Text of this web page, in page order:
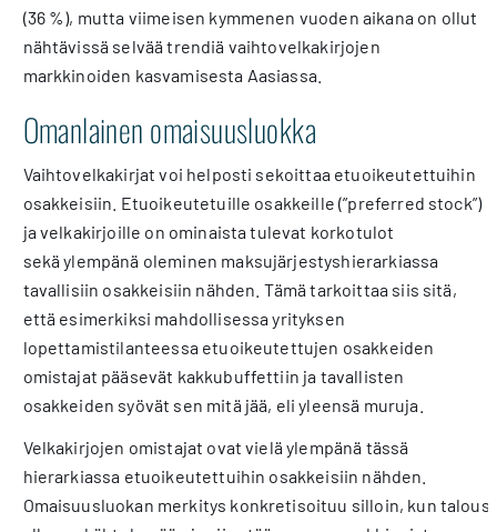
(36 %), mutta viimeisen kymmenen vuoden aikana on ollut
nähtävissä selvää trendiä vaihtovelkakirjojen
markkinoiden kasvamisesta Aasiassa.
Omanlainen omaisuusluokka
Vaihtovelkakirjat voi helposti sekoittaa etuoikeutettuihin
osakkeisiin. Etuoikeutetuille osakkeille (”preferred stock”)
ja velkakirjoille on ominaista tulevat korkotulot
sekä ylempänä oleminen maksujärjestyshierarkiassa
tavallisiin osakkeisiin nähden. Tämä tarkoittaa siis sitä,
että esimerkiksi mahdollisessa yrityksen
lopettamistilanteessa etuoikeutettujen osakkeiden
omistajat pääsevät kakkubuffettiin ja tavallisten
osakkeiden syövät sen mitä jää, eli yleensä muruja.
Velkakirjojen omistajat ovat vielä ylempänä tässä
hierarkiassa etuoikeutettuihin osakkeisiin nähden.
Omaisuusluokan merkitys konkretisoituu silloin, kun talous